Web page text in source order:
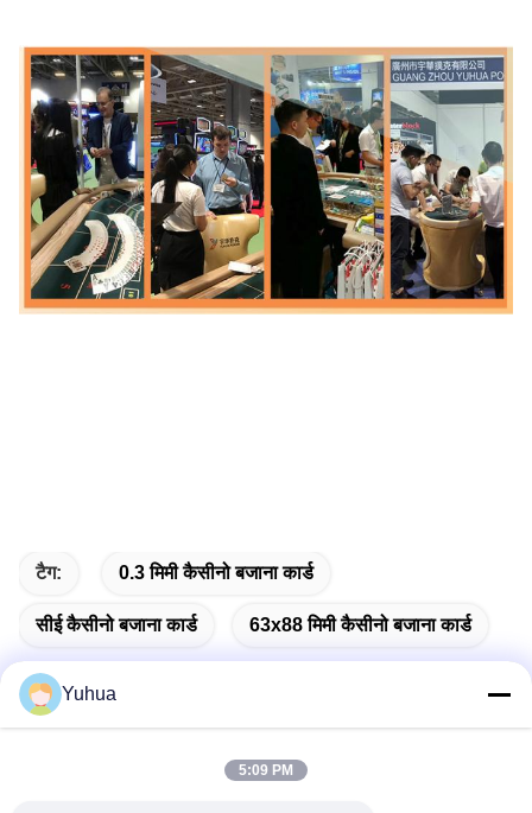
टैग: 0.3 मिमी कैसीनो बजाना कार्ड
सीई कैसीनो बजाना कार्ड 63x88 मिमी कैसीनो बजाना कार्ड
Yuhua
5:09 PM